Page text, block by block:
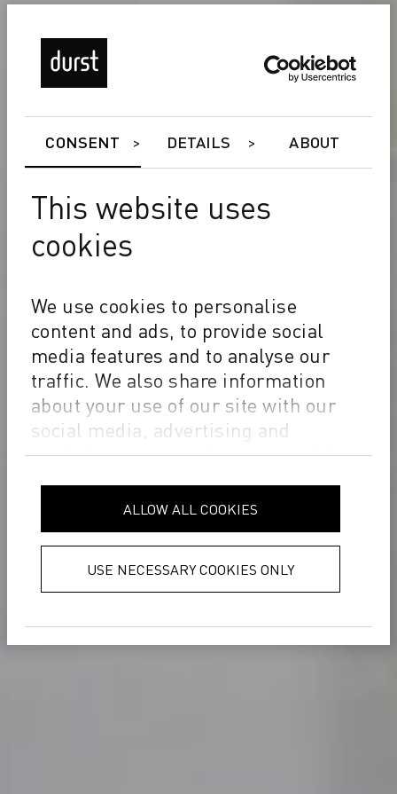
CONSENT DETAILS ABOUT
This website uses
cookies
We use cookies to personalise
content and ads, to provide social
media features and to analyse our
traffic. We also share information
about your use of our site with our
social media, advertising and
analytics partners who may combine
it with other information that you’ve
provided to them or that they’ve
collected from your use of their
services.
ALLOW ALL COOKIES
USE NECESSARY COOKIES ONLY